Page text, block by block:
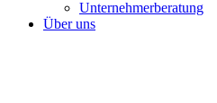
Unternehmerberatung
Über uns